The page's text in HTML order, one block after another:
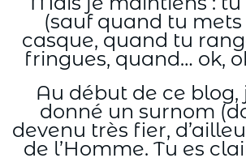
(sauf quand tu mets
casque, quand tu
fringues, quand… ok,
Au début de ce blog,
donné un surnom
devenu très fier,
de l’Homme. Tu es